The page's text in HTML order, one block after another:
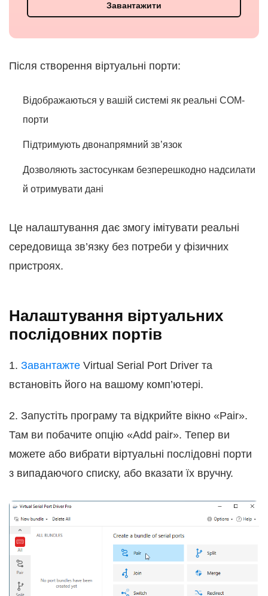
Завантажити
Після створення віртуальні порти:
Відображаються у вашій системі як реальні COM-
порти
Підтримують двонапрямний зв’язок
Дозволяють застосункам безперешкодно надсилати
й отримувати дані
Це налаштування дає змогу імітувати реальні
середовища зв’язку без потреби у фізичних
пристроях.
Налаштування віртуальних
послідовних портів
1. Завантажте Virtual Serial Port Driver та
встановіть його на вашому комп’ютері.
2. Запустіть програму та відкрийте вікно «Pair».
Там ви побачите опцію «Add pair». Тепер ви
можете або вибрати віртуальні послідовні порти
з випадаючого списку, або вказати їх вручну.